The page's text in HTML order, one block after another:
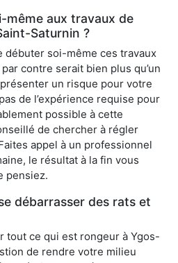
même aux travaux de
Saturnin ?
débuter soi-même ces travaux
contre serait bien plus qu’un
un risque pour votre
de l’expérience requise pour
possible à cette
de chercher à régler
appel à un professionnel
le résultat à la fin vous
pensiez.
débarrasser des rats et
tout ce qui est rongeur à Ygos-
de rendre votre milieu